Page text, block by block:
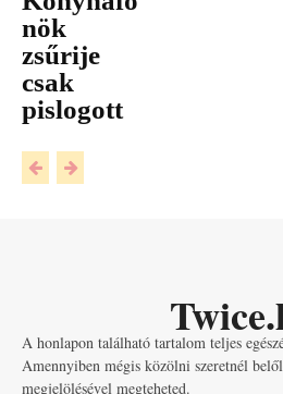
nök
zsűrije
csak
pislogott
A honlapon található tartalom teljes
Amennyiben mégis közölni szeretnél
megjelölésével megteheted.